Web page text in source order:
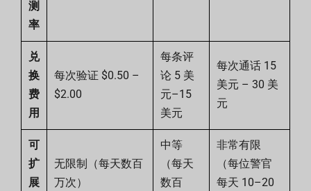
测
率
兑
换
费
用
每次验证 $0.50 –
$2.00
每条评
论 5 美
元–15
美元
每次通话 15
美元 – 30 美
元
可
扩
展
无限制（每天数百
万次）
中等
（每天
数百
非常有限
（每位警官
每天 10–20